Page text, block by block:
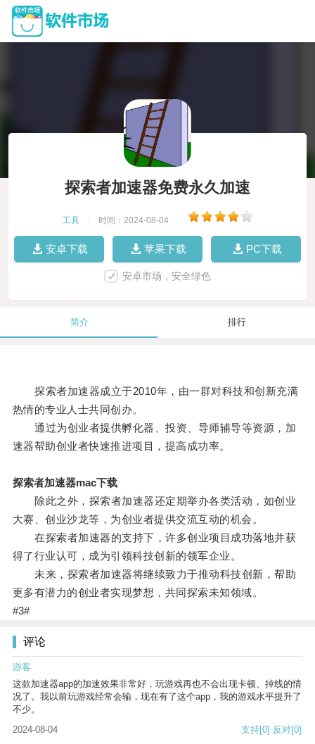
探索者加速器免费永久加速
工具 时间：2024-08-04
安卓下载 苹果下载 PC下载
安卓市场，安全绿色
简介 排行
探索者加速器成立于2010年，由一群对科技和创新充满
热情的专业人士共同创办。
通过为创业者提供孵化器、投资、导师辅导等资源，加
速器帮助创业者快速推进项目，提高成功率。
探索者加速器mac下载
除此之外，探索者加速器还定期举办各类活动，如创业
大赛、创业沙龙等，为创业者提供交流互动的机会。
在探索者加速器的支持下，许多创业项目成功落地并获
得了行业认可，成为引领科技创新的领军企业。
未来，探索者加速器将继续致力于推动科技创新，帮助
更多有潜力的创业者实现梦想，共同探索未知领域。
#3#
评论
游客
这款加速器app的加速效果非常好，玩游戏再也不会出现卡顿、掉线的情
况了。我以前玩游戏经常会输，现在有了这个app，我的游戏水平提升了
不少。
2024-08-04
支持[0] 反对[0]